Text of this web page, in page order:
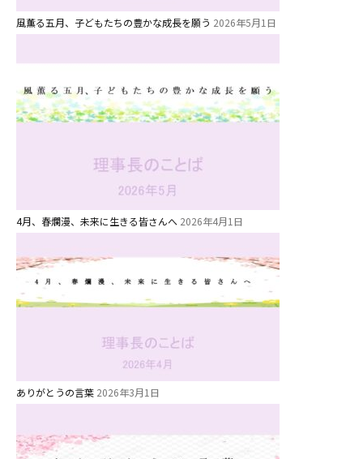
風薫る五月、子どもたちの豊かな成長を願う 2026年5月1日
4月、春爛漫、未来に生きる皆さんへ 2026年4月1日
ありがとうの言葉 2026年3月1日
お知らせ
今日の幼稚園
園児募集要項
教職員募集
園のこと
安⼼・安全対策